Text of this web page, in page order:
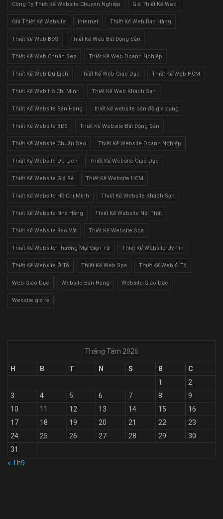
Công Ty Thiết Kế Website Chuyên Nghiệp Giá Thiết Kế Web
Giá Thiết Kế Website Internet Thiết Kế Web Bán Hàng
Thiết Kế Web BĐS Thiết Kế Web Bất Động Sản
Thiết Kế Web Chuẩn Seo Thiết Kế Web Doanh Nghiệp
Thiết Kế Web Du Lịch Thiết Kế Web Giáo Dục Thiết Kế Web HCM
Thiết Kế Web Hồ Chí Minh Thiết Kế Web Khách Sạn
Thiết Kế Website Bán Hàng thiết kế website bán đồ gia dụng
Thiết Kế Website BĐS Thiết Kế Website Bất Động Sản
Thiết Kế Website Chuẩn Seo Thiết Kế Website Doanh Nghiệp
Thiết Kế Website Du Lịch Thiết Kế Website Giáo Dục
Thiết Kế Website Giá Rẻ Thiết Kế Website HCM
Thiết Kế Website Hồ Chí Minh Thiết Kế Website Khách Sạn
Thiết Kế Website Nhà Hàng Thiết Kế Website Nội Thất
Thiết Kế Website Rao Vặt Thiết Kế Website Spa
Thiết Kế Website Thương Mại Điện Tử Thiết Kế Website Uy Tín
Thiết Kế Website Ô Tô Thiết Kế Web Spa Thiết Kế Web Ô Tô
Web Giáo Dục Website Bán Hàng Website Giáo Dục
Website giá rẻ
Tháng Tám 2026
H B T N S B
C
1
2
3
4 5 6 7 8
9
10
11 12 13 14 15
16
17
18 19 20 21 22
23
24
25 26 27 28 29
30
31
« Th9